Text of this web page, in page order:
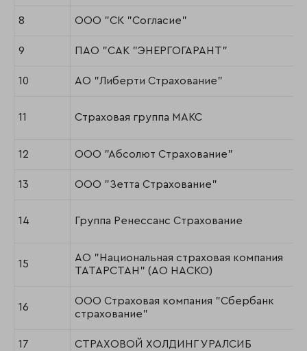
8 ООО "СК "Согласие"
9 ПАО "САК "ЭНЕРГОГАРАНТ"
10 АО "Либерти Страхование"
11 Страховая группа МАКС
12 ООО "Абсолют Страхование"
13 ООО "Зетта Страхование"
14 Группа Ренессанс Страхование
15
АО "Национальная страховая компания
ТАТАРСТАН" (АО НАСКО)
16
ООО Страховая компания "Сбербанк
страхование"
17 СТРАХОВОЙ ХОЛДИНГ УРАЛСИБ